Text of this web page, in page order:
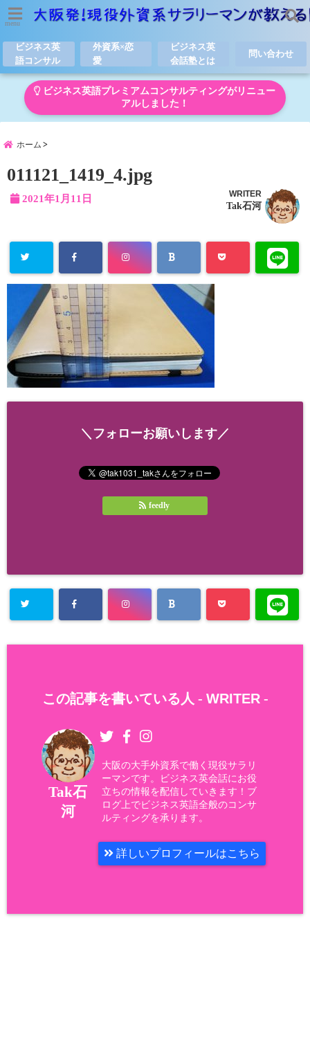
menu
ビジネス英
語コンサル
外資系×恋
愛
ビジネス英
会話塾とは
問い合わせ
ビジネス英語プレミアムコンサルティングがリニュー
アルしました！
ホーム
011121_1419_4.jpg
2021年1月11日 WRITER
Tak石河
＼フォローお願いします／
feedly
この記事を書いている人 - WRITER-
Tak石
河
大阪の大手外資系で働く現役サラリ
ーマンです。ビジネス英会話にお役
立ちの情報を配信していきます！ブ
ログ上でビジネス英語全般のコンサ
ルティングを承ります。
詳しいプロフィールはこちら